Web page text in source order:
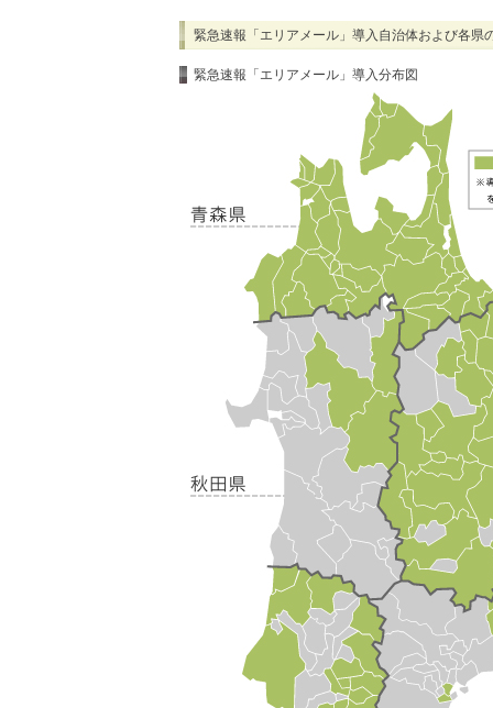
緊急速報「エリアメール」導入自治体および各県
緊急速報「エリアメール」導入分布図